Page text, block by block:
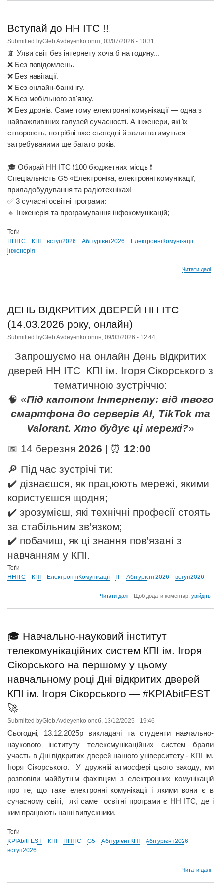
Вступай до НН ІТС !!!
Submitted byGleb Avdeyenko onпт, 03/07/2026 - 10:31
📵 Уяви світ без інтернету хоча б на годину...
❌ Без повідомлень.
❌ Без навігації.
❌ Без онлайн-банкінгу.
❌ Без мобільного зв'язку.
❌ Без дронів. Саме тому електронні комунікації — одна з
найважливіших галузей сучасності. А інженери, які їх
створюють, потрібні вже сьогодні й залишатимуться
затребуваними ще багато років.
🎓 Обирай НН ІТС ❗️100 бюджетних місць ❗️
Спеціальність G5 «Електроніка, електронні комунікації,
приладобудування та радіотехніка»!
✅ 3 сучасні освітні програми:
🔹 Інженерія та програмування інфокомунікацій;
Теґи
ННІТС
КПІ вступ2026 Абітурієнт2026
ЕлектронніКомунікації
інженерія
Читати далі
ДЕНЬ ВІДКРИТИХ ДВЕРЕЙ НН ІТС
(14.03.2026 року, онлайн)
Submitted byGleb Avdeyenko onпн, 09/03/2026 - 12:44
Запрошуємо на онлайн День відкритих
дверей НН ІТС КПІ ім. Ігоря Сікорського з
тематичною зустріччю:
🧠 «Під капотом Інтернету: від твого
смартфона до серверів AI, TikTok та
Valorant. Хто будує ці мережі?»
📅 14 березня 2026 | ⏰ 12:00
🔎 Під час зустрічі ти:
✔️ дізнаєшся, як працюють мережі, якими
користуєшся щодня;
✔️ зрозумієш, які технічні професії стоять
за стабільним зв’язком;
✔️ побачиш, як ці знання пов’язані з
навчанням у КПІ.
Теґи
ННІТС
КПІ ЕлектронніКомунікації ІТ Абітурієнт2026 вступ2026
Читати далі про
ІТС
року,
онлайн)
Щоб додати коментар,увійдіть
🎓 Навчально-науковий інститут
телекомунікаційних систем КПІ ім. Ігоря
Сікорського на першому у цьому
навчальному році Дні відкритих дверей
КПІ ім. Ігоря Сікорського — #KPIAbitFEST
🚀
Submitted byGleb Avdeyenko onсб, 13/12/2025 - 19:46
Сьогодні, 13.12.2025р викладачі та студенти навчально-
наукового інституту телекомунікаційних систем брали
участь в Дні відкритих дверей нашого університету - КПІ ім.
Ігоря Сікорського. У дружній атмосфері цього заходу, ми
розповіли майбутнім фахівцям з електронних комунікацій
про те, що таке електронні комунікації і якими вони є в
сучасному світі, які саме освітні програми є НН ІТС, де і
ким працюють наші випускники.
Теґи
KPIAbitFEST
КПІ ННІТС G5 АбітурієнтКПІ
Абітурієнт2026
вступ2026
Читати далі